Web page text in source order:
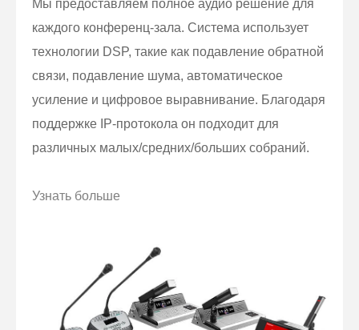
Мы предоставляем полное аудио решение для
каждого конференц-зала. Система использует
технологии DSP, такие как подавление обратной
связи, подавление шума, автоматическое
усиление и цифровое выравнивание. Благодаря
поддержке IP-протокола он подходит для
различных малых/средних/больших собраний.
Узнать больше